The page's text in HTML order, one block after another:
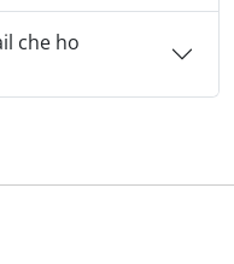
che ho